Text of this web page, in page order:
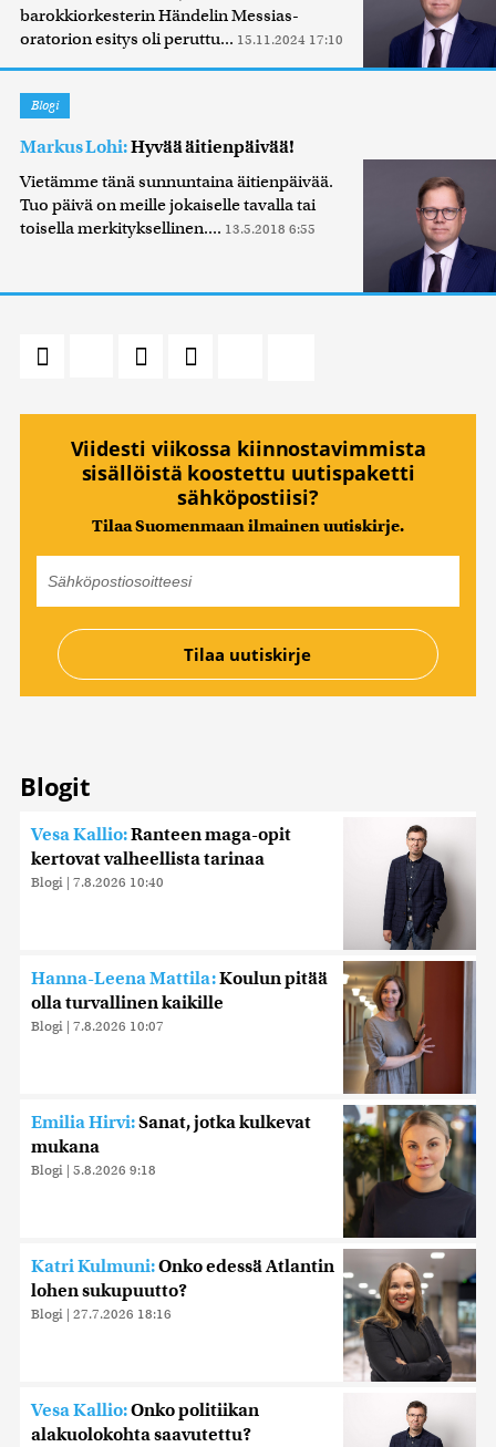
barokkiorkesterin Händelin Messias-
oratorion esitys oli peruttu... 15.11.2024 17:10
Blogi
Markus Lohi:Hyvää äitienpäivää!
Vietämme tänä sunnuntaina äitienpäivää.
Tuo päivä on meille jokaiselle tavalla tai
toisella merkityksellinen.... 13.5.2018 6:55
Viidesti viikossa kiinnostavimmista
sisällöistä koostettu uutispaketti
sähköpostiisi?
Tilaa Suomenmaan ilmainen uutiskirje.
Blogit
Vesa Kallio:Ranteen maga-opit
kertovat valheellista tarinaa
Blogi | 7.8.2026 10:40
Hanna-Leena Mattila:Koulun pitää
olla turvallinen kaikille
Blogi | 7.8.2026 10:07
Emilia Hirvi:Sanat, jotka kulkevat
mukana
Blogi | 5.8.2026 9:18
Katri Kulmuni:Onko edessä Atlantin
lohen sukupuutto?
Blogi | 27.7.2026 18:16
Vesa Kallio:Onko politiikan
alakuolokohta saavutettu?